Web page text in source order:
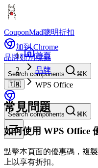
CouponMad聰明折扣
加到 Chrome
品牌類別標籤
Search components
⌘K
🇹🇼
Search components ⌘K
首頁
品牌
WPS Office
常見問題
如何使用 WPS Office
點擊本頁面的優惠碼，複
上以享有折扣。